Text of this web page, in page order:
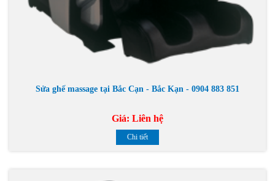
Sửa ghế massage tại Bắc Cạn - Bắc Kạn - 0904 883 851
Giá: Liên hệ
Chi tiết